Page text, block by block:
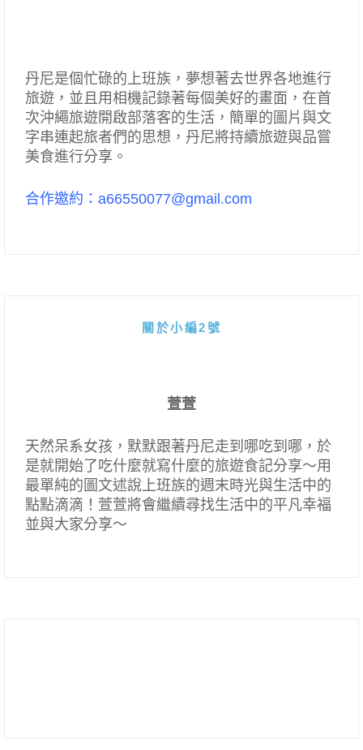
丹尼是個忙碌的上班族，夢想著去世界各地進行
旅遊，並且用相機記錄著每個美好的畫面，在首
次沖繩旅遊開啟部落客的生活，簡單的圖片與文
字串連起旅者們的思想，丹尼將持續旅遊與品嘗
美食進行分享。
合作邀約：a66550077@gmail.com
關於小編2號
萱萱
天然呆系女孩，默默跟著丹尼走到哪吃到哪，於
是就開始了吃什麼就寫什麼的旅遊食記分享～用
最單純的圖文述說上班族的週末時光與生活中的
點點滴滴！萱萱將會繼續尋找生活中的平凡幸福
並與大家分享～